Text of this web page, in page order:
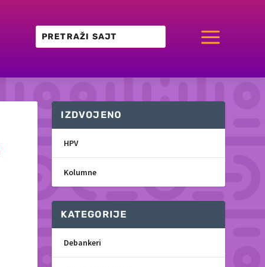
a
IZDVOJENO
HPV
Kolumne
KATEGORIJE
Debankeri